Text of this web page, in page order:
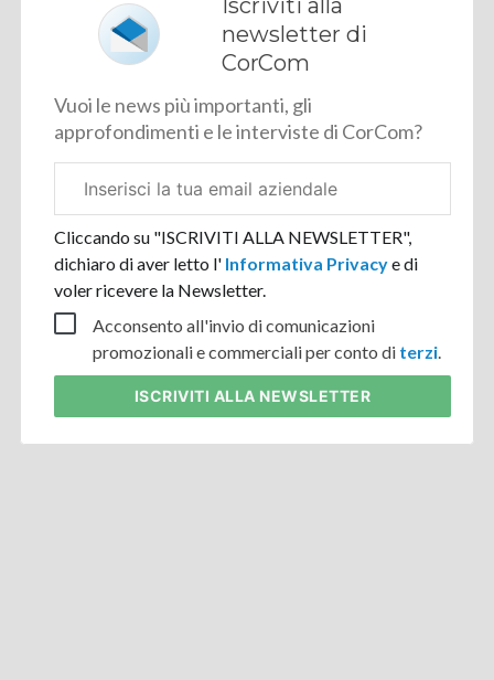
Iscriviti alla
newsletter di
CorCom
Vuoi le news più importanti, gli
approfondimenti e le interviste di CorCom?
aziendale
Cliccando su "ISCRIVITI ALLA NEWSLETTER",
dichiaro di aver letto l' Informativa Privacye di
voler ricevere la Newsletter.
Acconsento all'invio di comunicazioni
promozionali e commerciali per conto di terzi.
ISCRIVITI ALLA NEWSLETTER